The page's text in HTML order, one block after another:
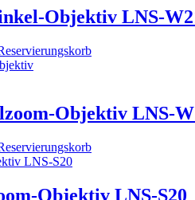
Objektiv LNS-
Objektiv LNS-
Objektiv LNS-S20